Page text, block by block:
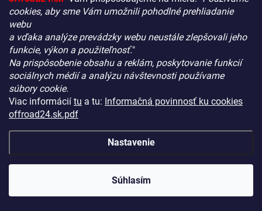
cookies, aby sme Vám umožnili pohodlné prehliadanie
webu
a vďaka analýze prevádzky webu neustále zlepšovali jeho
funkcie, výkon a použiteľnosť."
Na prispôsobenie obsahu a reklám, poskytovanie funkcií
sociálnych médií a analýzu návštevnosti používame
súbory cookie.
Viac informácií tu a tu: Informačná povinnosť ku cookies
offroad24.sk.pdf
Nastavenie
Súhlasím
Vitajte! Aby bolo hľadanie tých správnych dielov pre vaše
vozidlo čo najrýchlejšie a najpresnejšie, máme pre vás
malý tip:
Začnite výberom vášho vozidla– Týmto krokom si
zaistíte, že uvidíte len kompatibilné produkty.
filtre. Použite ich! Ušetria vám kopu času a pomôžu nájsť
presne to, čo hľadáte, behom sekúnd.
zakrivená / 54 cm / 90 W / Ref. 40
NA CENTRÁLNOM SKLADE(8 KS) KÓD:HS21178